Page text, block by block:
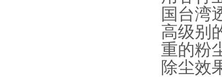
国台湾
高级别
重的粉
除尘效